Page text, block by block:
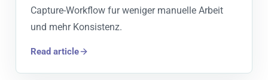
Capture-Workflow fur weniger manuelle Arbeit
und mehr Konsistenz.
Read article